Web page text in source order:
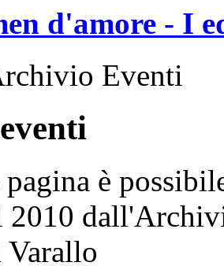
d'amore - I
Eventi
pagina è
2010
Varallo